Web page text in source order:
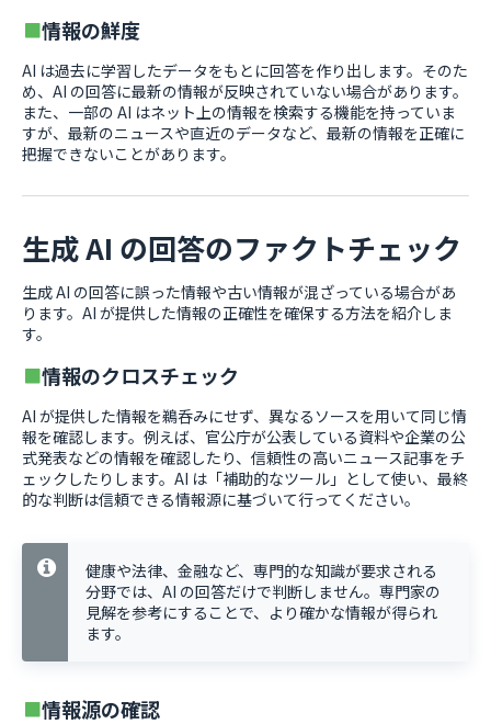
情報の鮮度
AI は過去に学習したデータをもとに回答を作り出します。そのた
め、AI の回答に最新の情報が反映されていない場合があります。
また、一部の AI はネット上の情報を検索する機能を持っていま
すが、最新のニュースや直近のデータなど、最新の情報を正確に
把握できないことがあります。
生成 AI の回答のファクトチェック
生成 AI の回答に誤った情報や古い情報が混ざっている場合があ
ります。AI が提供した情報の正確性を確保する方法を紹介しま
す。
情報のクロスチェック
AI が提供した情報を鵜呑みにせず、異なるソースを用いて同じ情
報を確認します。例えば、官公庁が公表している資料や企業の公
式発表などの情報を確認したり、信頼性の高いニュース記事をチ
ェックしたりします。AI は「補助的なツール」として使い、最終
的な判断は信頼できる情報源に基づいて行ってください。
健康や法律、金融など、専門的な知識が要求される
分野では、AI の回答だけで判断しません。専門家の
見解を参考にすることで、より確かな情報が得られ
ます。
情報源の確認